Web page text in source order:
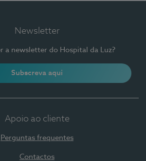
Newsletter
a newsletter do Hospital da Luz?
Subscreva aqui
Apoio ao cliente
Perguntas frequentes
Contactos